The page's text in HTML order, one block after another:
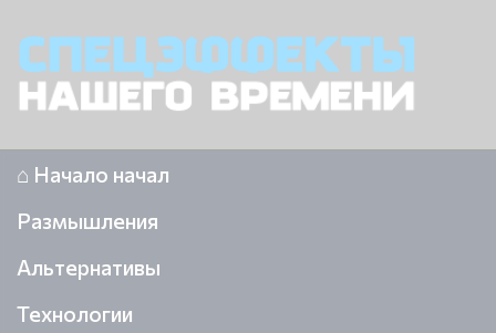
⌂ Начало начал
Размышления
Альтернативы
Технологии